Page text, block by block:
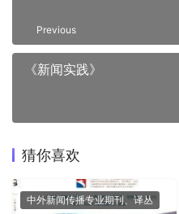
Previous
《新闻实践》
猜你喜欢
中外新闻传播专业期刊、译丛